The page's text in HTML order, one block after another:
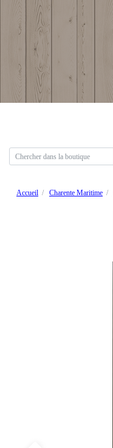
Accueil Charente Maritime